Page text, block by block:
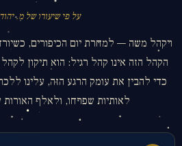
על פי שיעורו של מ.
ויקהל משה — למחרת יום הכיפורים,
הקהל הזה אינו קהל רגיל: הוא תיקון
כדי להבין את עומק הרגע הזה, עלינו
לאותיות שפרחו, ולאלף